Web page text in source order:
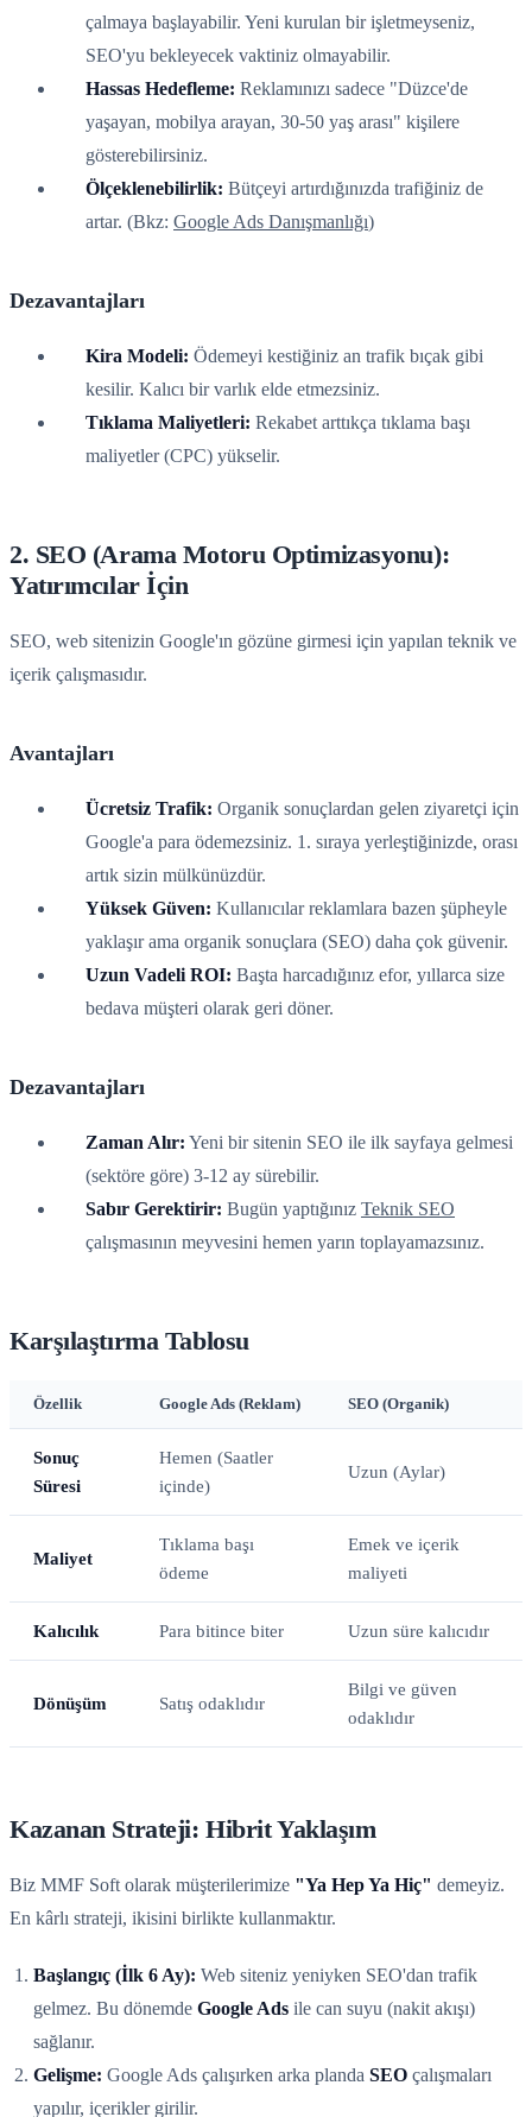
çalmaya başlayabilir. Yeni kurulan bir işletmeyseniz,
SEO'yu bekleyecek vaktiniz olmayabilir.
Hassas Hedefleme: Reklamınızı sadece "Düzce'de
yaşayan, mobilya arayan, 30-50 yaş arası" kişilere
gösterebilirsiniz.
Ölçeklenebilirlik: Bütçeyi artırdığınızda trafiğiniz de
artar. (Bkz: Google Ads Danışmanlığı)
Dezavantajları
Kira Modeli: Ödemeyi kestiğiniz an trafik bıçak gibi
kesilir. Kalıcı bir varlık elde etmezsiniz.
Tıklama Maliyetleri: Rekabet arttıkça tıklama başı
maliyetler (CPC) yükselir.
2. SEO (Arama Motoru Optimizasyonu):
Yatırımcılar İçin
SEO, web sitenizin Google'ın gözüne girmesi için yapılan teknik ve
içerik çalışmasıdır.
Avantajları
Ücretsiz Trafik: Organik sonuçlardan gelen ziyaretçi için
Google'a para ödemezsiniz. 1. sıraya yerleştiğinizde, orası
artık sizin mülkünüzdür.
Yüksek Güven: Kullanıcılar reklamlara bazen şüpheyle
yaklaşır ama organik sonuçlara (SEO) daha çok güvenir.
Uzun Vadeli ROI: Başta harcadığınız efor, yıllarca size
bedava müşteri olarak geri döner.
Dezavantajları
Zaman Alır: Yeni bir sitenin SEO ile ilk sayfaya gelmesi
(sektöre göre) 3-12 ay sürebilir.
Sabır Gerektirir: Bugün yaptığınız Teknik SEO
çalışmasının meyvesini hemen yarın toplayamazsınız.
Karşılaştırma Tablosu
Özellik Google Ads (Reklam) SEO (Organik)
Sonuç
Süresi
Hemen (Saatler
içinde)
Uzun (Aylar)
Maliyet
Tıklama başı
ödeme
Emek ve içerik
maliyeti
Kalıcılık Para bitince biter Uzun süre kalıcıdır
Dönüşüm Satış odaklıdır
Bilgi ve güven
odaklıdır
Kazanan Strateji: Hibrit Yaklaşım
Biz MMF Soft olarak müşterilerimize "Ya Hep Ya Hiç" demeyiz.
En kârlı strateji, ikisini birlikte kullanmaktır.
Başlangıç (İlk 6 Ay): Web siteniz yeniyken SEO'dan trafik
gelmez. Bu dönemde Google Ads ile can suyu (nakit akışı)
sağlanır.
Gelişme: Google Ads çalışırken arka planda SEO çalışmaları
yapılır, içerikler girilir.